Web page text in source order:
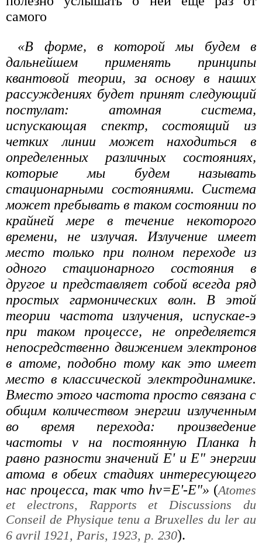
самого
«В форме, в которой мы будем в
дальнейшем применять принципы
квантовой теории, за основу в наших
рассуждениях будет принят следующий
постулат: атомная система,
испускающая спектр, состоящий из
четких линии может находиться в
определенных различных состояниях,
которые мы будем называть
стационарными состояниями. Система
может пребывать в таком состоянии по
крайней мере в течение некоторого
времени, не излучая. Излучение имеет
место только при полном переходе из
одного стационарного состояния в
другое и представляет собой всегда ряд
простых гармонических волн. В этой
теории частота излучения, испускае-э
при таком процессе, не определяется
непосредственно движением электронов
в атоме, подобно тому как это имеет
место в классической электродинамике.
Вместо этого частота просто связана с
общим количеством энергии излученным
во время перехода: произведение
частоты ν на постоянную Планка h
равно разности значений Е' и Е" энергии
атома в обеих стадиях интересующего
нас процесса, так что hν=Е'-Е"» (Atomes
et electrons, Rapports et Discussions du
Conseil de Physique tenu a Bruxelles du ler au
6 avril 1921, Paris, 1923, p. 230).